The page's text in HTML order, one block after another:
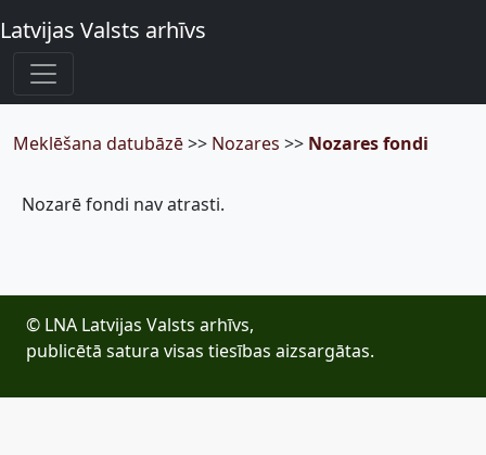
Latvijas Valsts arhīvs
Meklēšana datubāzē>> Nozares >> Nozares fondi
Nozarē fondi nav atrasti.
© LNA Latvijas Valsts arhīvs,
publicētā satura visas tiesības aizsargātas.